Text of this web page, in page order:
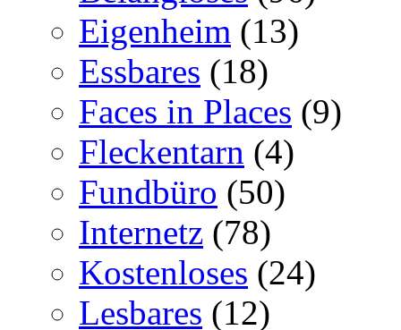
Eigenheim (13)
Essbares (18)
Faces in Places (9)
Fleckentarn (4)
Fundbüro (50)
Internetz (78)
Kostenloses (24)
Lesbares (12)